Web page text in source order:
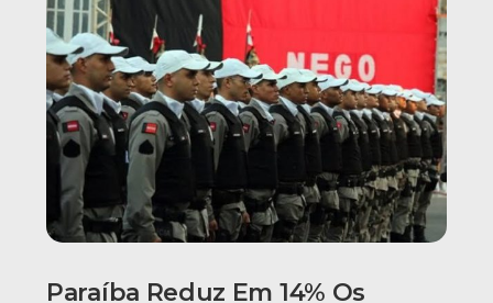
Paraíba Reduz Em 14% Os